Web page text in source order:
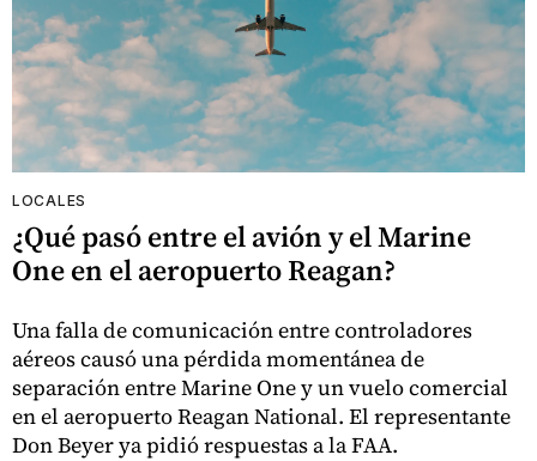
LOCALES
¿Qué pasó entre el avión y el Marine
One en el aeropuerto Reagan?
Una falla de comunicación entre controladores
aéreos causó una pérdida momentánea de
separación entre Marine One y un vuelo comercial
en el aeropuerto Reagan National. El representante
Don Beyer ya pidió respuestas a la FAA.